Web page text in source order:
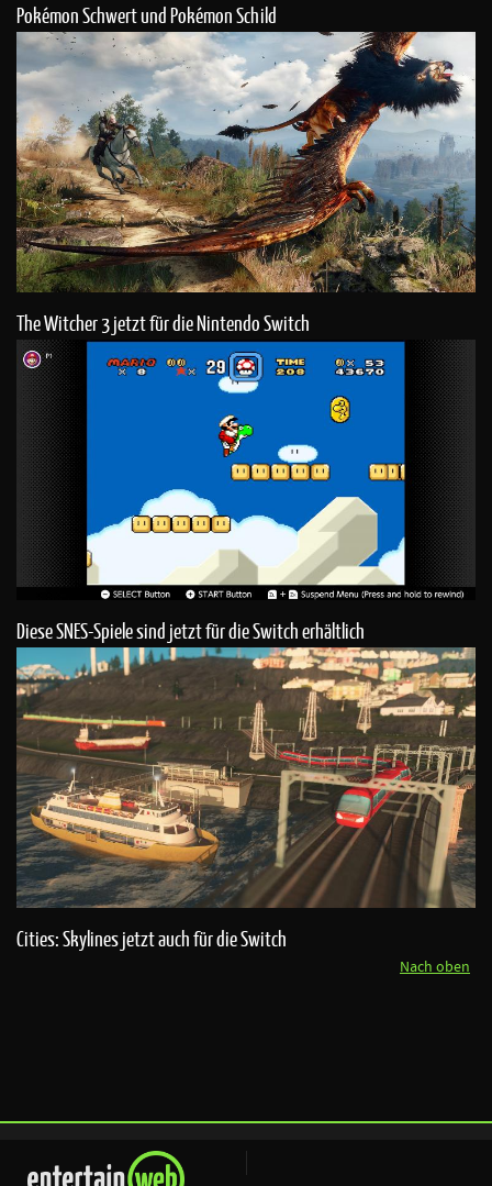
Pokémon Schwert und Pokémon Schild
The Witcher 3 jetzt für die Nintendo Switch
Diese SNES-Spiele sind jetzt für die Switch erhältlich
Cities: Skylines jetzt auch für die Switch
Nach oben